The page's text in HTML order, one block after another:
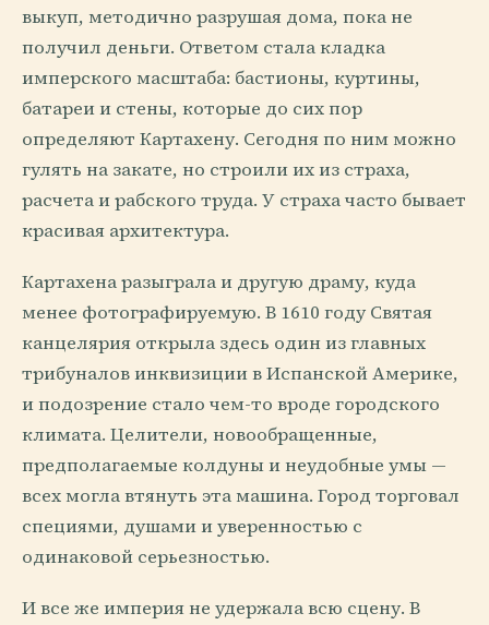
выкуп, методично разрушая дома, пока не
получил деньги. Ответом стала кладка
имперского масштаба: бастионы, куртины,
батареи и стены, которые до сих пор
определяют Картахену. Сегодня по ним можно
гулять на закате, но строили их из страха,
расчета и рабского труда. У страха часто бывает
красивая архитектура.
Картахена разыграла и другую драму, куда
менее фотографируемую. В 1610 году Святая
канцелярия открыла здесь один из главных
трибуналов инквизиции в Испанской Америке,
и подозрение стало чем-то вроде городского
климата. Целители, новообращенные,
предполагаемые колдуны и неудобные умы —
всех могла втянуть эта машина. Город торговал
специями, душами и уверенностью с
одинаковой серьезностью.
И все же империя не удержала всю сцену. В